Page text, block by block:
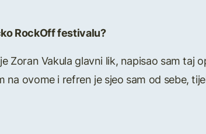
RockOff festivalu?
Zoran Vakula glavni lik, napisao sam taj
ovome i refren je sjeo sam od sebe,